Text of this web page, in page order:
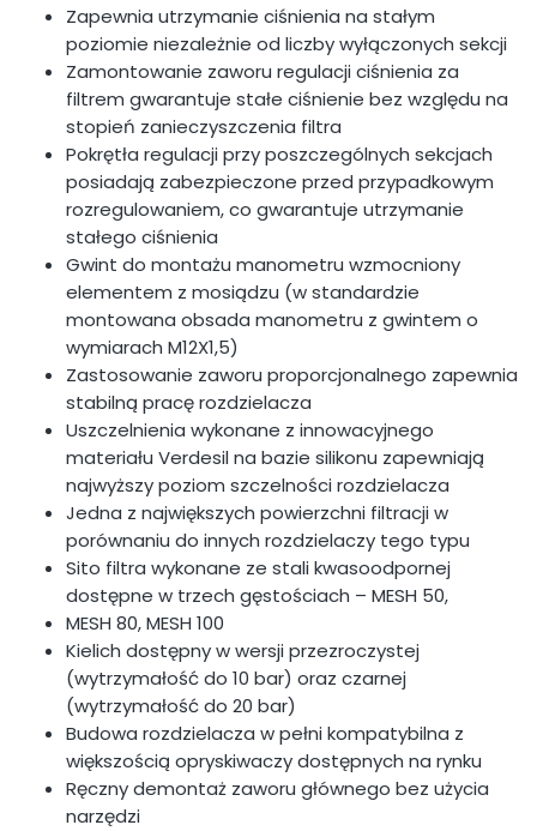
Zapewnia utrzymanie ciśnienia na stałym
poziomie niezależnie od liczby wyłączonych sekcji
Zamontowanie zaworu regulacji ciśnienia za
filtrem gwarantuje stałe ciśnienie bez względu na
stopień zanieczyszczenia filtra
Pokrętła regulacji przy poszczególnych sekcjach
posiadają zabezpieczone przed przypadkowym
rozregulowaniem, co gwarantuje utrzymanie
stałego ciśnienia
Gwint do montażu manometru wzmocniony
elementem z mosiądzu (w standardzie
montowana obsada manometru z gwintem o
wymiarach M12X1,5)
Zastosowanie zaworu proporcjonalnego zapewnia
stabilną pracę rozdzielacza
Uszczelnienia wykonane z innowacyjnego
materiału Verdesil na bazie silikonu zapewniają
najwyższy poziom szczelności rozdzielacza
Jedna z największych powierzchni filtracji w
porównaniu do innych rozdzielaczy tego typu
Sito filtra wykonane ze stali kwasoodpornej
dostępne w trzech gęstościach – MESH 50,
MESH 80, MESH 100
Kielich dostępny w wersji przezroczystej
(wytrzymałość do 10 bar) oraz czarnej
(wytrzymałość do 20 bar)
Budowa rozdzielacza w pełni kompatybilna z
większością opryskiwaczy dostępnych na rynku
Ręczny demontaż zaworu głównego bez użycia
narzędzi